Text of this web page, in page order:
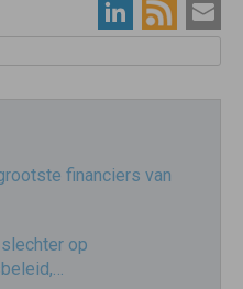
financiers van
op